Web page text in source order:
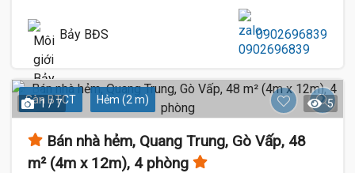
Bảy BĐS 0902696839
Sàn BTCT Hẻm (2 m)
1 / 7 5
Bán nhà hẻm, Quang Trung, Gò Vấp, 48
m² (4m x 12m), 4 phòng